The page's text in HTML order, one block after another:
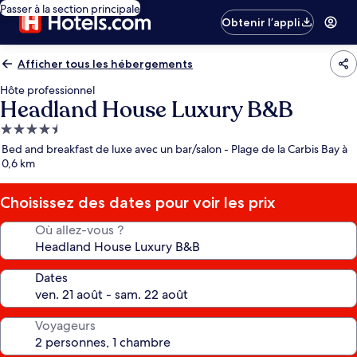
Passer à la section principale
Obtenir l’appli
Afficher tous les hébergements
Hôte professionnel
Headland House Luxury B&B
Hébergement
4.5 étoiles
Bed and breakfast de luxe avec un bar/salon - Plage de la Carbis Bay à
0,6 km
Choisissez des dates pour voir les prix
Où allez-vous ?
Dates
Voyageurs